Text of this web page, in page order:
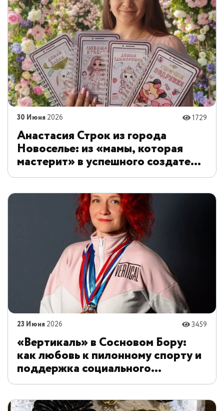
30 Июня 2026 1729
Анастасия Строк из города
Новоселье: из «мамы, которая
мастерит» в успешного создателя
игр для детей
23 Июня 2026 3459
«Вертикаль» в Сосновом Бору:
как любовь к пилонному спорту и
поддержка социального
предпринимательства растят
чемпионов